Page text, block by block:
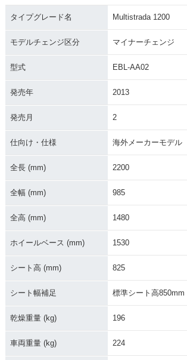
2014年 Multistrada
1200
1200・マイナーチェ
2011年 Multistrada
2010年 Multistrada
タイプグレード名 Multistrada 1200
モデルチェンジ区分 マイナーチェンジ
型式 EBL-AA02
発売年 2013
発売月 2
仕向け・仕様 海外メーカーモデル
全長 (mm) 2200
全幅 (mm) 985
全高 (mm) 1480
ホイールベース (mm) 1530
シート高 (mm) 825
シート幅補足 標準シート高850mm
乾燥重量 (kg) 196
車両重量 (kg) 224